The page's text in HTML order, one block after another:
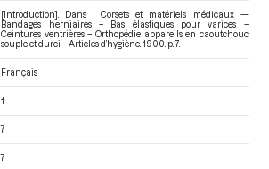
[Introduction]. Dans : Corsets et matériels médicaux —
Bandages herniaires – Bas élastiques pour varices –
Ceintures ventrières – Orthopédie appareils en caoutchouc
souple et durci – Articles d’hygiène . 1900. p. 7.
Français
1
7
7